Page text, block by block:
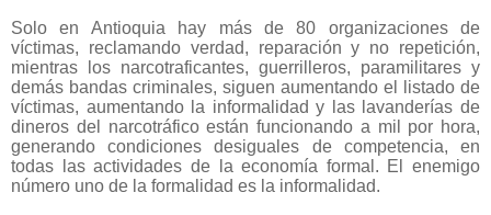
Solo en Antioquia hay más de 80 organizaciones de
víctimas, reclamando verdad, reparación y no repetición,
mientras los narcotraficantes, guerrilleros, paramilitares y
demás bandas criminales, siguen aumentando el listado de
víctimas, aumentando la informalidad y las lavanderías de
dineros del narcotráfico están funcionando a mil por hora,
generando condiciones desiguales de competencia, en
todas las actividades de la economía formal. El enemigo
número uno de la formalidad es la informalidad.